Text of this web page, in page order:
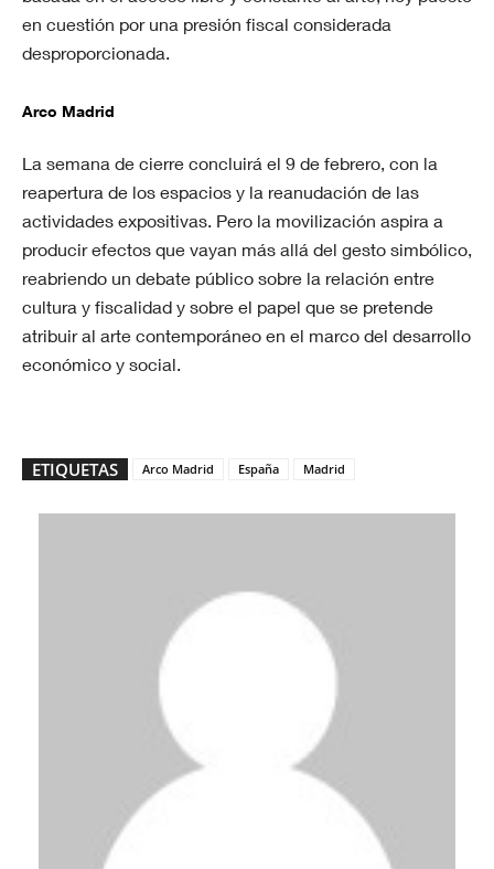
en cuestión por una presión fiscal considerada
desproporcionada.
Arco Madrid
La semana de cierre concluirá el 9 de febrero, con la
reapertura de los espacios y la reanudación de las
actividades expositivas. Pero la movilización aspira a
producir efectos que vayan más allá del gesto simbólico,
reabriendo un debate público sobre la relación entre
cultura y fiscalidad y sobre el papel que se pretende
atribuir al arte contemporáneo en el marco del desarrollo
económico y social.
ETIQUETAS Arco Madrid España Madrid